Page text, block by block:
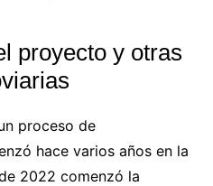
proyecto y otras
proceso de
hace varios años en la
2022 comenzó la